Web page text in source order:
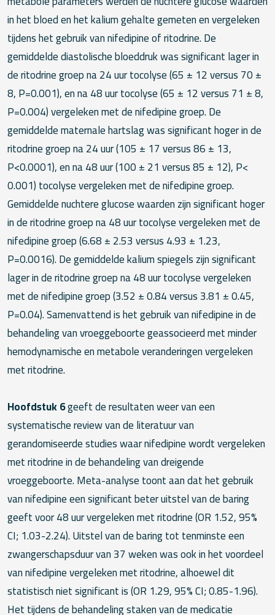
in het bloed en het kalium gehalte gemeten en vergeleken
tijdens het gebruik van nifedipine of ritodrine. De
gemiddelde diastolische bloeddruk was significant lager in
de ritodrine groep na 24 uur tocolyse (65 ± 12 versus 70 ±
8, P=0.001), en na 48 uur tocolyse (65 ± 12 versus 71 ± 8,
P=0.004) vergeleken met de nifedipine groep. De
gemiddelde maternale hartslag was significant hoger in de
ritodrine groep na 24 uur (105 ± 17 versus 86 ± 13,
P<0.0001), en na 48 uur (100 ± 21 versus 85 ± 12), P<
0.001) tocolyse vergeleken met de nifedipine groep.
Gemiddelde nuchtere glucose waarden zijn significant hoger
in de ritodrine groep na 48 uur tocolyse vergeleken met de
nifedipine groep (6.68 ± 2.53 versus 4.93 ± 1.23,
P=0.0016). De gemiddelde kalium spiegels zijn significant
lager in de ritodrine groep na 48 uur tocolyse vergeleken
met de nifedipine groep (3.52 ± 0.84 versus 3.81 ± 0.45,
P=0.04). Samenvattend is het gebruik van nifedipine in de
behandeling van vroeggeboorte geassocieerd met minder
hemodynamische en metabole veranderingen vergeleken
met ritodrine.
Hoofdstuk 6geeft de resultaten weer van een
systematische review van de literatuur van
gerandomiseerde studies waar nifedipine wordt vergeleken
met ritodrine in de behandeling van dreigende
vroeggeboorte. Meta-analyse toont aan dat het gebruik
van nifedipine een significant beter uitstel van de baring
geeft voor 48 uur vergeleken met ritodrine (OR 1.52, 95%
CI; 1.03-2.24). Uitstel van de baring tot tenminste een
zwangerschapsduur van 37 weken was ook in het voordeel
van nifedipine vergeleken met ritodrine, alhoewel dit
statistisch niet significant is (OR 1.29, 95% CI; 0.85-1.96).
Het tijdens de behandeling staken van de medicatie